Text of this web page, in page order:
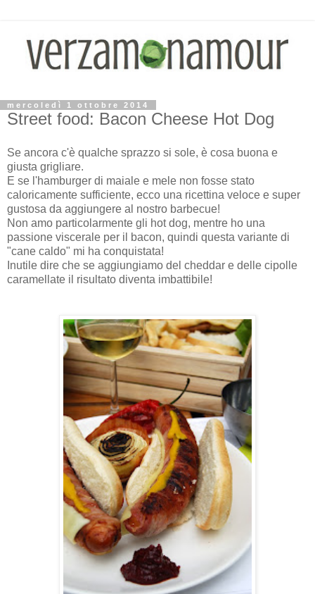
mercoledì 1 ottobre 2014
Street food: Bacon Cheese Hot Dog
Se ancora c'è qualche sprazzo si sole, è cosa buona e
giusta grigliare.
E se l'hamburger di maiale e mele non fosse stato
caloricamente sufficiente, ecco una ricettina veloce e super
gustosa da aggiungere al nostro barbecue!
Non amo particolarmente gli hot dog, mentre ho una
passione viscerale per il bacon, quindi questa variante di
"cane caldo" mi ha conquistata!
Inutile dire che se aggiungiamo del cheddar e delle cipolle
caramellate il risultato diventa imbattibile!